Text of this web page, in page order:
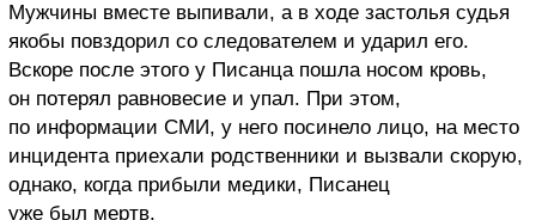
Мужчины вместе выпивали, а в ходе застолья судья
якобы повздорил со следователем и ударил его.
Вскоре после этого у Писанца пошла носом кровь,
он потерял равновесие и упал. При этом,
по информации СМИ, у него посинело лицо, на место
инцидента приехали родственники и вызвали скорую,
однако, когда прибыли медики, Писанец
уже был мертв.